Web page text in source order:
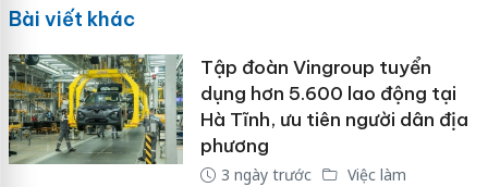
Bài viết khác
Tập đoàn Vingroup tuyển
dụng hơn 5.600 lao động tại
Hà Tĩnh, ưu tiên người dân địa
phương
3 ngày trước Việc làm